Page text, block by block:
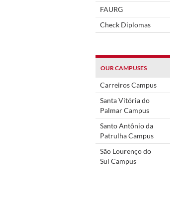
FAURG
Check Diplomas
OUR CAMPUSES
Carreiros Campus
Santa Vitória do
Palmar Campus
Santo Antônio da
Patrulha Campus
São Lourenço do
Sul Campus